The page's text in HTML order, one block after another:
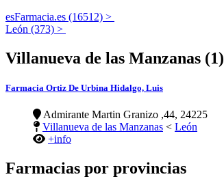
esFarmacia.es (16512) >
León (373) >
Villanueva de las Manzanas (1)
Farmacia Ortiz De Urbina Hidalgo, Luis
Admirante Martin Granizo ,44, 24225
Villanueva de las Manzanas < León
+info
Farmacias por provincias